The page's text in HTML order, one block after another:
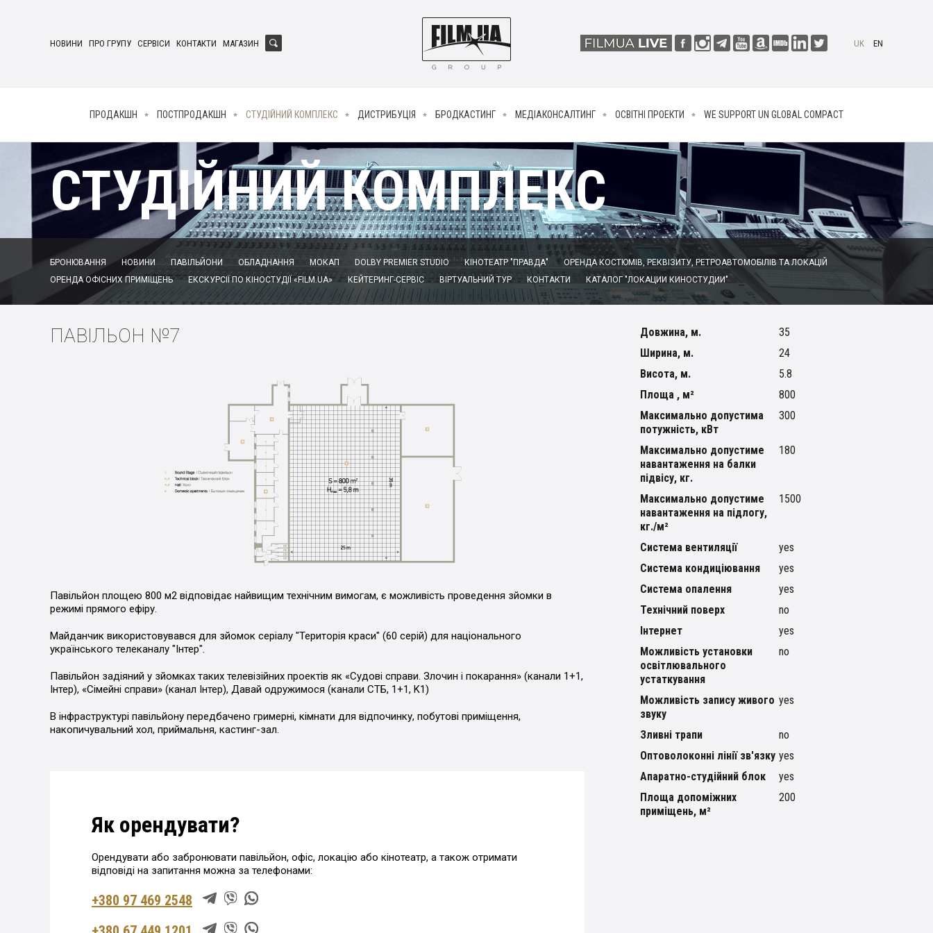
НОВИНИ ПРО ГРУПУ СЕРВІСИ КОНТАКТИ МАГАЗИН UK EN
ПРОДАКШН ПОСТПРОДАКШН СТУДІЙНИЙ КОМПЛЕКС ДИСТРИБУЦІЯ БРОДКАСТИНГ МЕДІАКОНСАЛТИНГ ОСВІТНІ ПРОЕКТИ WE SUPPORT UN GLOBAL COMPACT
СТУДІЙНИЙ КОМПЛЕКС
БРОНЮВАННЯ НОВИНИ ПАВІЛЬЙОНИ ОБЛАДНАННЯ МОКАП DOLBY PREMIER STUDIO КІНОТЕАТР "ПРАВДА"
ОРЕНДА КОСТЮМІВ, РЕКВІЗИТУ, РЕТРОАВТОМОБІЛІВ ТА ЛОКАЦІЙ
ОРЕНДА ОФІСНИХ ПРИМІЩЕНЬ
ЕКСКУРСІЇ ПО КІНОСТУДІЇ «FILM.UA» КЕЙТЕРИНГ-СЕРВІС ВІРТУАЛЬНИЙ ТУР КОНТАКТИ КАТАЛОГ "ЛОКАЦИИ КИНОСТУДИИ"
ПАВІЛЬОН №7
Павільйон площею 800 м2 відповідає найвищим технічним вимогам, є можливість проведення зйомки в
режимі прямого ефіру.
Майданчик використовувався для зйомок серіалу "Територія краси" (60 серій) для національного
українського телеканалу "Інтер".
Павільйон задіяний у зйомках таких телевізійних проектів як «Судові справи. Злочин і покарання» (канали 1+1,
Інтер), «Сімейні справи» (канал Інтер), Давай одружимося (канали СТБ, 1+1, K1)
В інфраструктурі павільйону передбачено гримерні, кімнати для відпочинку, побутові приміщення,
накопичувальний хол, приймальня, кастинг-зал.
Як орендувати?
Орендувати або забронювати павільйон, офіс, локацію або кінотеатр, а також отримати
відповіді на запитання можна за телефонами:
+380 97 469 2548
Довжина, м.
35
Ширина, м.
24
Висота, м.
5.8
Площа , м²
800
Максимально допустима
потужність, кВт
300
Максимально допустиме
навантаження на балки
підвісу, кг.
180
Максимально допустиме
навантаження на підлогу,
кг./м²
1500
Система вентиляції
yes
Система кондиціювання
yes
Система опалення
yes
Технічний поверх
no
Інтернет
yes
Можливість установки
освітлювального
устаткування
no
Можливість запису живого
звуку
yes
Зливні трапи
no
Оптоволоконні лінії зв'язку yes
Апаратно-студійний блок
yes
Площа допоміжних
приміщень, м²
200